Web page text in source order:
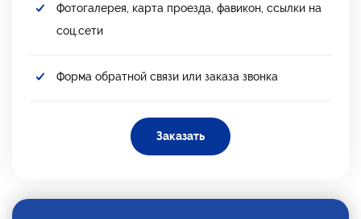
Фотогалерея, карта проезда, фавикон, ссылки на
соц.сети
Форма обратной связи или заказа звонка
Заказать